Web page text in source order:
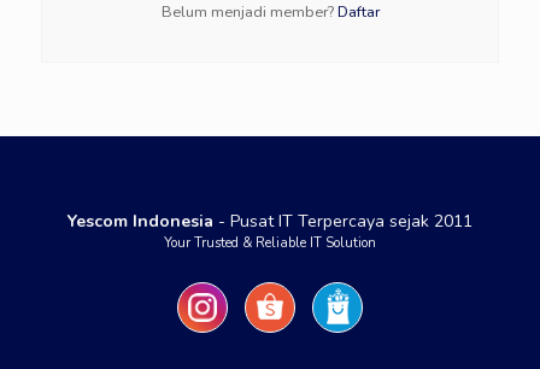
Belum menjadi member?Daftar
Yescom Indonesia - Pusat IT Terpercaya sejak 2011
Your Trusted & Reliable IT Solution